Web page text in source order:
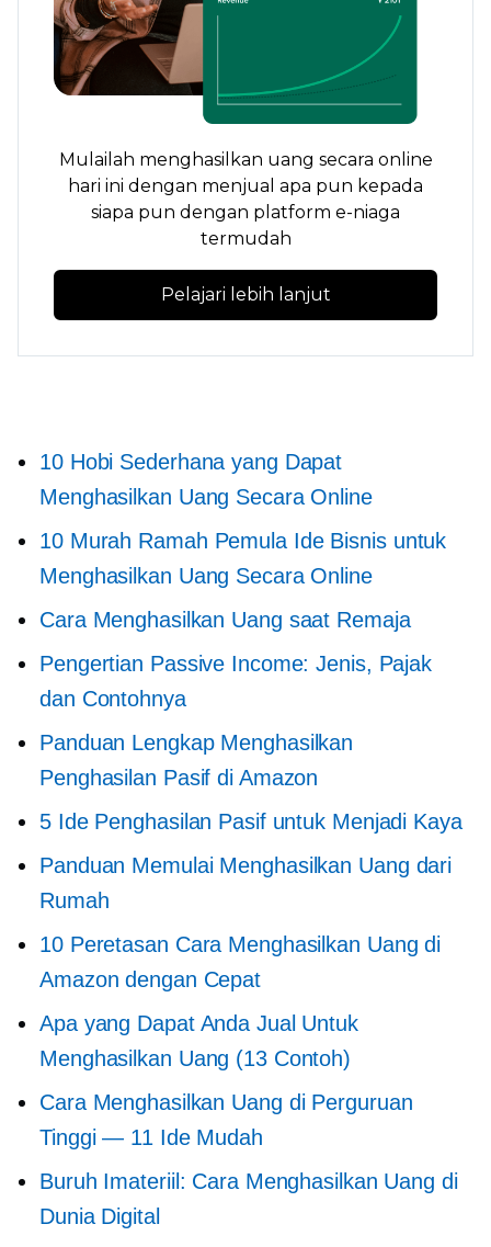
Mulailah menghasilkan uang secara online
hari ini dengan menjual apa pun kepada
siapa pun dengan platform e-niaga
termudah
Pelajari lebih lanjut
10 Hobi Sederhana yang Dapat
Menghasilkan Uang Secara Online
10 Murah Ramah PemulaIde Bisnis untuk
Menghasilkan Uang Secara Online
Cara Menghasilkan Uang saat Remaja
Pengertian Passive Income: Jenis, Pajak
dan Contohnya
Panduan Lengkap Menghasilkan
Penghasilan Pasif di Amazon
5 Ide Penghasilan Pasif untuk Menjadi Kaya
Panduan Memulai Menghasilkan Uang dari
Rumah
10 Peretasan Cara Menghasilkan Uang di
Amazon dengan Cepat
Apa yang Dapat Anda Jual Untuk
Menghasilkan Uang (13 Contoh)
Cara Menghasilkan Uang di Perguruan
Tinggi — 11 Ide Mudah
Buruh Imateriil: Cara Menghasilkan Uang di
Dunia Digital